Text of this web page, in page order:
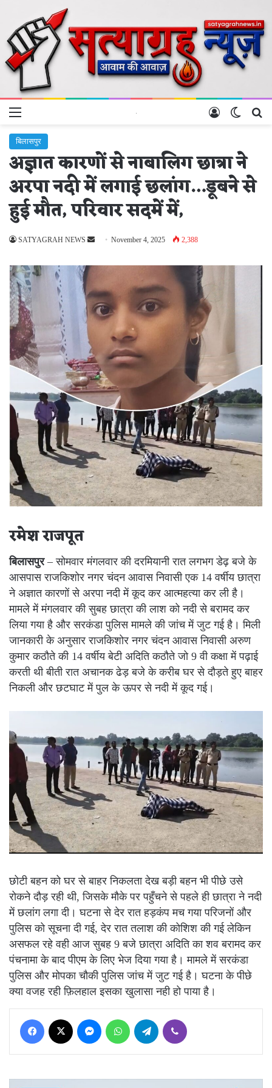
Menu Switch
Log In
बिलासपुर
अज्ञात कारणों से नाबालिग छात्रा ने
अरपा नदी में लगाई छलांग…डूबने से
हुई मौत, परिवार सदमें में,
SATYAGRAH NEWS
Send November 4, 2025 2,388
रमेश राजपूत
बिलासपुर– सोमवार मंगलवार की दरमियानी रात लगभग डेढ़ बजे के
आसपास राजकिशोर नगर चंदन आवास निवासी एक 14 वर्षीय छात्रा
ने अज्ञात कारणों से अरपा नदी में कूद कर आत्महत्या कर ली है।
मामले में मंगलवार की सुबह छात्रा की लाश को नदी से बरामद कर
लिया गया है और सरकंडा पुलिस मामले की जांच में जुट गई है। मिली
जानकारी के अनुसार राजकिशोर नगर चंदन आवास निवासी अरुण
कुमार कठौते की 14 वर्षीय बेटी अदिति कठौते जो 9 वी कक्षा में पढ़ाई
करती थी बीती रात अचानक ढेड़ बजे के करीब घर से दौड़ते हुए बाहर
निकली और छटघाट में पुल के ऊपर से नदी में कूद गई।
छोटी बहन को घर से बाहर निकलता देख बड़ी बहन भी पीछे उसे
रोकने दौड़ रही थी, जिसके मौके पर पहुँचने से पहले ही छात्रा ने नदी
में छलांग लगा दी। घटना से देर रात हड़कंप मच गया परिजनों और
पुलिस को सूचना दी गई, देर रात तलाश की कोशिश की गई लेकिन
असफल रहे वही आज सुबह 9 बजे छात्रा अदिति का शव बरामद कर
पंचनामा के बाद पीएम के लिए भेज दिया गया है। मामले में सरकंडा
पुलिस और मोपका चौकी पुलिस जांच में जुट गई है। घटना के पीछे
क्या वजह रही फ़िलहाल इसका खुलासा नही हो पाया है।
Facebook Messenger WhatsApp Telegram